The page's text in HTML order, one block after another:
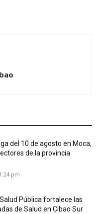
del 10 de agosto en Moca,
de la provincia
pm
Pública fortalece las
de Salud en Cibao Sur